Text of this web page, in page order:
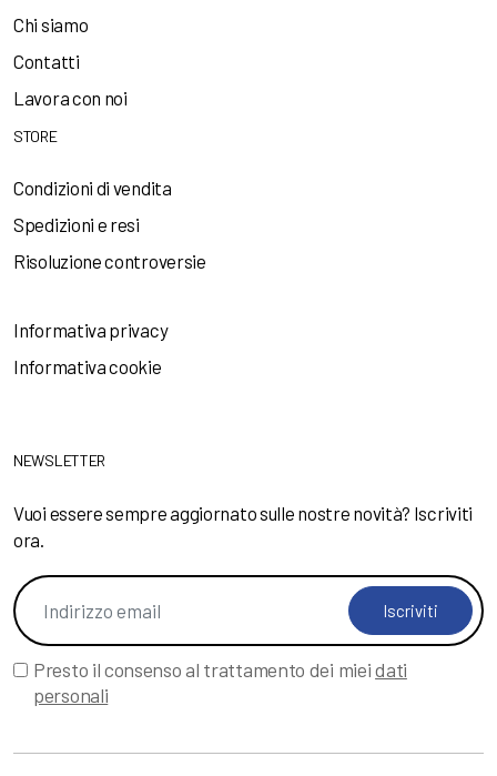
Chi siamo
Contatti
Lavora con noi
STORE
Condizioni di vendita
Spedizioni e resi
Risoluzione controversie
Informativa privacy
Informativa cookie
NEWSLETTER
Vuoi essere sempre aggiornato sulle nostre novità? Iscriviti
ora.
Iscriviti
Presto il consenso al trattamento dei mieidati
personali